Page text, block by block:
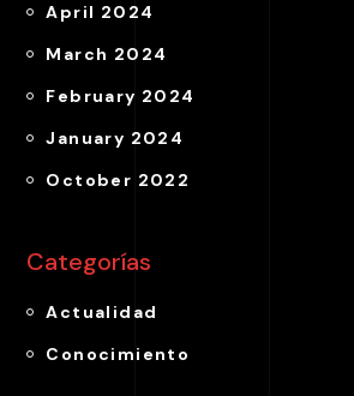
April 2024
March 2024
February 2024
January 2024
October 2022
Categorías
Actualidad
Conocimiento